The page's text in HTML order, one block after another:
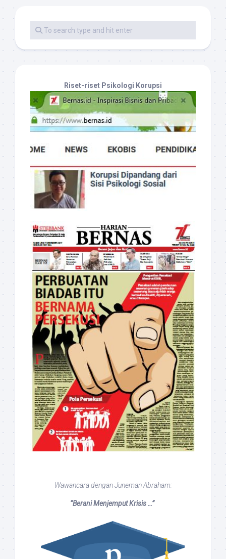
Riset-riset Psikologi Korupsi
Wawancara dengan Juneman Abraham:
“Berani Menjemput Krisis …”